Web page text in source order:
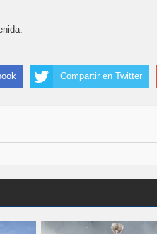
Compartir en Twitter